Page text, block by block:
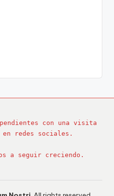
con una visita
redes sociales.
a seguir creciendo.